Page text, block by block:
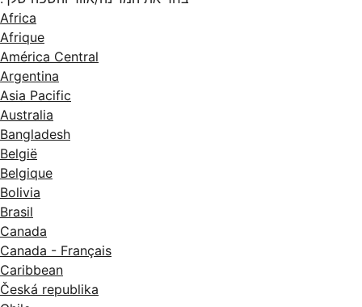
Africa
Afrique
América Central
Argentina
Asia Pacific
Australia
Bangladesh
België
Belgique
Bolivia
Brasil
Canada
Canada - Français
Caribbean
Česká republika